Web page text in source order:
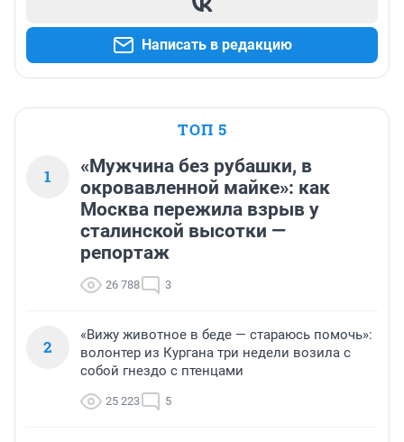
Написать в редакцию
ТОП 5
1
«Мужчина без рубашки, в
окровавленной майке»: как
Москва пережила взрыв у
сталинской высотки —
репортаж
26 788 3
2
«Вижу животное в беде — стараюсь помочь»:
волонтер из Кургана три недели возила с
собой гнездо с птенцами
25 223 5